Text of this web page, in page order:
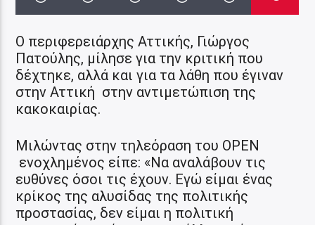
Ο περιφερειάρχης Αττικής, Γιώργος
Πατούλης, μίλησε για την κριτική που
δέχτηκε, αλλά και για τα λάθη που έγιναν
στην Αττική στην αντιμετώπιση της
κακοκαιρίας.
Μιλώντας στην τηλεόραση του ΟΡΕΝ
ενοχλημένος είπε: «Να αναλάβουν τις
ευθύνες όσοι τις έχουν. Εγώ είμαι ένας
κρίκος της αλυσίδας της πολιτικής
προστασίας, δεν είμαι η πολιτική